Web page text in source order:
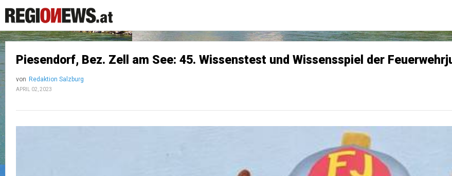
Piesendorf, Bez. Zell am See: 45. Wissenstest und Wissensspiel der
von Redaktion Salzburg
APRIL 02, 2023